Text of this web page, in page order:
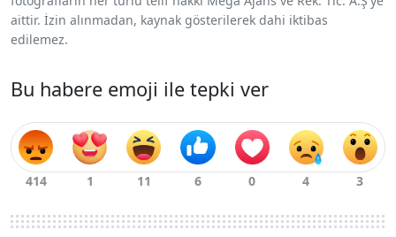
aittir. İzin alınmadan, kaynak gösterilerek dahi iktibas
edilemez.
Bu habere emoji ile tepki ver